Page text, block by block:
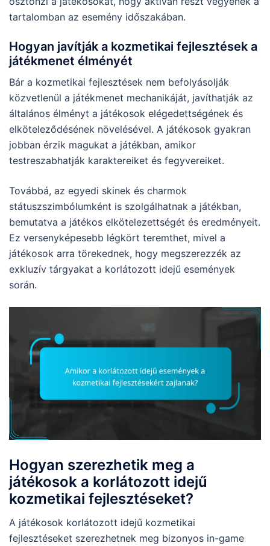
tartalomban az esemény időszakában.
Hogyan javítják a kozmetikai fejlesztések a
játékmenet élményét
Bár a kozmetikai fejlesztések nem befolyásolják
közvetlenül a játékmenet mechanikáját, javíthatják az
általános élményt a játékosok elégedettségének és
elköteleződésének növelésével. A játékosok gyakran
jobban érzik magukat a játékban, amikor
testreszabhatják karaktereiket és fegyvereiket.
Továbbá, az egyedi skinek és charmok
státuszszimbólumként is szolgálhatnak a játékban,
bemutatva a játékos elkötelezettségét és eredményeit.
Ez versenyképesebb légkört teremthet, mivel a
játékosok arra törekednek, hogy megszerezzék az
exkluzív tárgyakat a korlátozott idejű események
során.
Hogyan szerezhetik meg a
játékosok a korlátozott idejű
kozmetikai fejlesztéseket?
A játékosok korlátozott idejű kozmetikai
fejlesztéseket szerezhetnek meg bizonyos in-game